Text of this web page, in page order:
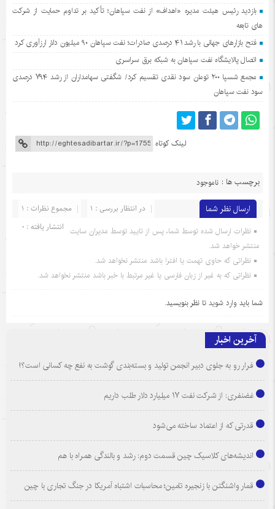
بازدید رئیس هیئت مدیره «اهداف» از نفت سپاهان؛ تأکید بر تداوم حمایت از شرکت
های تابعه
فتح بازارهای جهانی با رشد ۴۱ درصدی صادرات؛ نفت سپاهان ۹۰ میلیون دلار ارزآوری کرد
اتصال پالایشگاه نفت سپاهان به شبکه برق سراسری
مجمع شسپا ۲۰۰ تومان سود نقدی تقسیم کرد/ شگفتی سهامداران از رشد ۷۹۴ درصدی
سود نفت سپاهان
لینک کوتاه
برچسب ها : ناموجود
ارسال نظر شما مجموع نظرات : 1
در انتظار بررسی : 1
انتشار یافته : 0 نظرات ارسال شده توسط شما، پس از تایید توسط مدیران سایت
منتشر خواهد شد.
نظراتی که حاوی تهمت یا افترا باشد منتشر نخواهد شد.
نظراتی که به غیر از زبان فارسی یا غیر مرتبط با خبر باشد منتشر نخواهد شد.
شما باید وارد شوید تا نظر بنویسید.
آخرین اخبار
فرار رو به جلوی دبیر انجمن تولید و بسته‌بندی گوشت به نفع چه کسانی است؟!
غضنفری: از شرکت نفت ۱۷ میلیارد دلار طلب داریم
قدرتی که از اعتماد ساخته می‌شود
اندیشه‌های کلاسیک چین قسمت دوم: رشد و بالندگی همراه با هم
قمار واشنگتن با زنجیره تامین؛ محاسبات اشتباه آمریکا در جنگ تجاری با چین